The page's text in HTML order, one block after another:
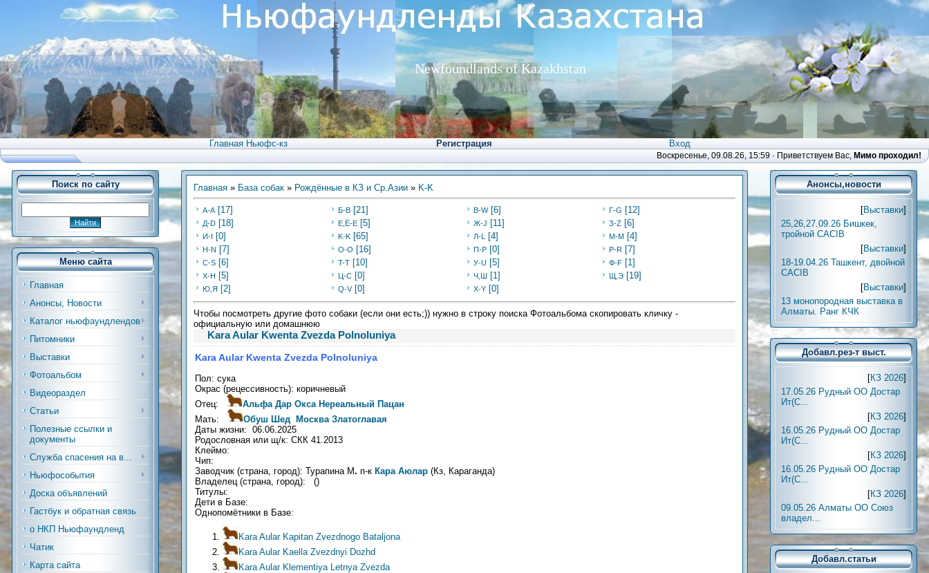
Newfoundlands of Kazakhstan
Главная Ньюфс-кз Регистрация Вход
Воскресенье, 09.08.26, 15:59 · Приветствуем Вас, Мимо проходил!
Поиск по сайту
Меню сайта
Главная
Анонсы, Новости
Каталог ньюфаундлендов
Питомники
Выставки
Фотоальбом
Видеораздел
Статьи
Полезные ссылки и
документы
Служба спасения на в...
Ньюфособытия
Доска объявлений
Гастбук и обратная связь
о НКП Ньюфаундленд
Чатик
Карта сайта
Главная » База собак » Рождённые в КЗ и Ср.Азии » K-K
А-А [17] Б-В [21] В-W [6] Г-G [12]
Д-D [18] Е,Ё-Е [5] Ж-J [11] З-Z [6]
И-I [0] K-K [65] Л-L [4] M-M [4]
Н-N [7] O-O [16] П-P [0] Р-R [7]
C-S [6] T-T [10] У-U [5] Ф-F [1]
Х-H [5] Ц-C [0] Ч,Ш [1] Щ,Э [19]
Ю,Я [2] Q-V [0] X-Y [0]
Чтобы посмотреть другие фото собаки (если они есть;)) нужно в строку поиска Фотоальбома скопировать кличку -
официальную или домашнюю
Kara Aular Kwenta Zvezda Polnoluniya
Kara Aular Kwenta Zvezda Polnoluniya
Пол: сука
Окрас (рецессивность): коричневый
Отец:
Альфа Дар Окса Нереальный Пацан
Мать:
Обуш Шед Москва Златоглавая
Даты жизни: 06.06.2025
Родословная или щ/к: СКК 41.2013
Клеймо:
Чип:
Заводчик (страна, город): Турапина М. п-к Кара Аюлар (Кз, Караганда)
Владелец (страна, город): ()
Титулы:
Дети в Базе:
Однопомётники в Базе:
Kara Aular Kapitan Zvezdnogo Bataljona
Kara Aular Kaella Zvezdnyi Dozhd
Kara Aular Klementiya Letnya Zvezda
Анонсы,новости
[Выставки]
25,26,27.09.26 Бишкек,
тройной CACIB
[Выставки]
18-19.04.26 Ташкент, двойной
CACIB
[Выставки]
13 монопородная выставка в
Алматы. Ранг КЧК
Добавл.рез-т выст.
[КЗ 2026]
17.05.26 Рудный ОО Достар
Ит(С...
[КЗ 2026]
16.05.26 Рудный ОО Достар
Ит(С...
[КЗ 2026]
16.05.26 Рудный ОО Достар
Ит(С...
[КЗ 2026]
09.05.26 Алматы ОО Союз
владел...
Добавл.статьи